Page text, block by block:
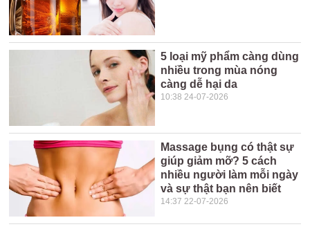
5 loại mỹ phẩm càng dùng
nhiều trong mùa nóng
càng dễ hại da
10:38 24-07-2026
Massage bụng có thật sự
giúp giảm mỡ? 5 cách
nhiều người làm mỗi ngày
và sự thật bạn nên biết
14:37 22-07-2026